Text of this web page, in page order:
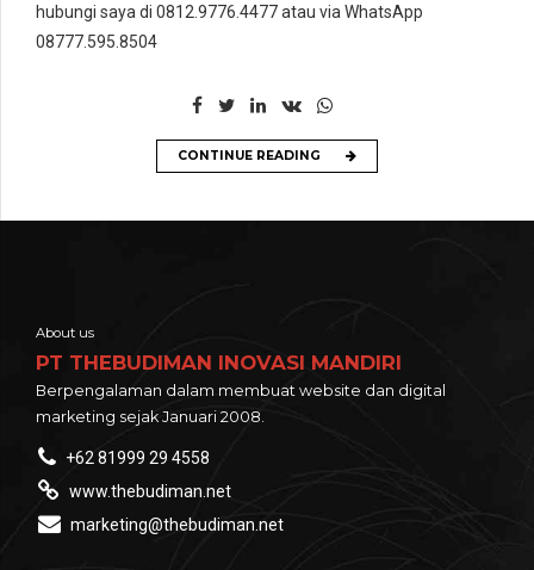
hubungi saya di 0812.9776.4477 atau via WhatsApp
08777.595.8504
CONTINUE READING
About us
PT THEBUDIMAN INOVASI MANDIRI
Berpengalaman dalam membuat website dan digital
marketing sejak Januari 2008.
+62 81999 29 4558
www.thebudiman.net
marketing@thebudiman.net